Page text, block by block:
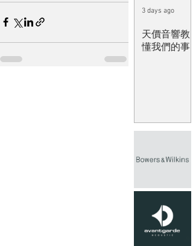
天價音響教
懂我們的事
3 days ago